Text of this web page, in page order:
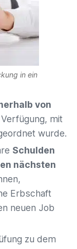
in ein
von
mit
wurde.
Schulden
nächsten
Erbschaft
neuen Job
zu dem